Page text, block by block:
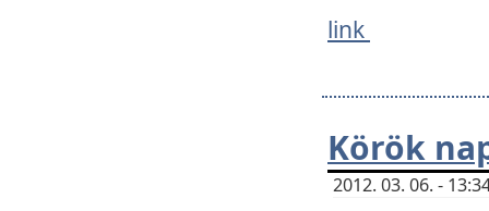
link
Körök
2012. 03. 06. -